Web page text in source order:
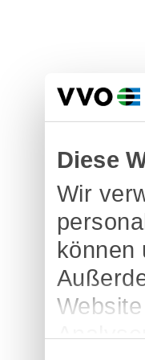
Diese
Wir
können